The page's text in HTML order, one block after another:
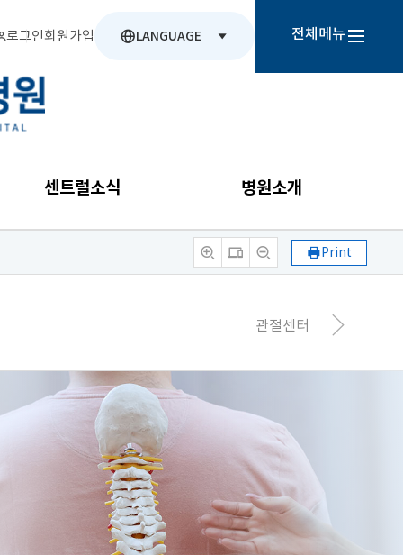
로그인회원가입 LANGUAGE 전체메뉴
센트럴소식 병원소개
Print
관절센터